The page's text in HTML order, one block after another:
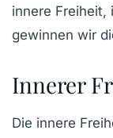
innere Freiheit,
gewinnen wir
Innerer
Die innere